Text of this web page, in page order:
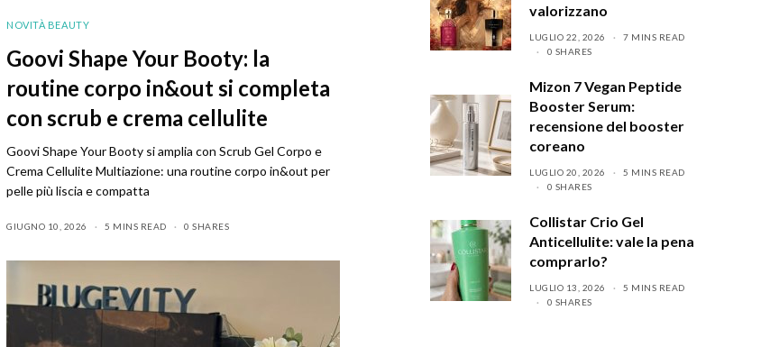
NOVITÀ BEAUTY
Goovi Shape Your Booty: la
routine corpo in&out si completa
con scrub e crema cellulite
Goovi Shape Your Booty si amplia con Scrub Gel Corpo e
Crema Cellulite Multiazione: una routine corpo in&out per
pelle più liscia e compatta
GIUGNO 10, 2026 5 MINS READ 0 SHARES
valorizzano
LUGLIO 22, 2026
7 MINS READ
0 SHARES
Mizon 7 Vegan Peptide
Booster Serum:
recensione del booster
coreano
LUGLIO 20, 2026
5 MINS READ
0 SHARES
Collistar Crio Gel
Anticellulite: vale la pena
comprarlo?
LUGLIO 13, 2026
5 MINS READ
0 SHARES